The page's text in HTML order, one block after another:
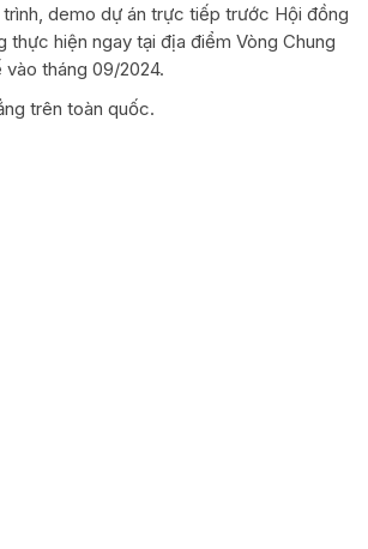
demo dự án trực tiếp trước Hội đồng
hiện ngay tại địa điểm Vòng Chung
tháng 09/2024.
trên toàn quốc.